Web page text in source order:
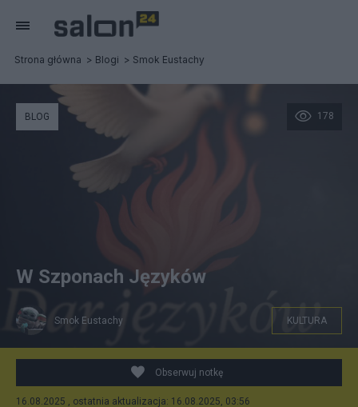
Strona główna Blogi Smok Eustachy
178
BLOG
W Szponach Języków
Smok Eustachy KULTURA
Obserwuj notkę
16.08.2025 , ostatnia aktualizacja: 16.08.2025, 03:56